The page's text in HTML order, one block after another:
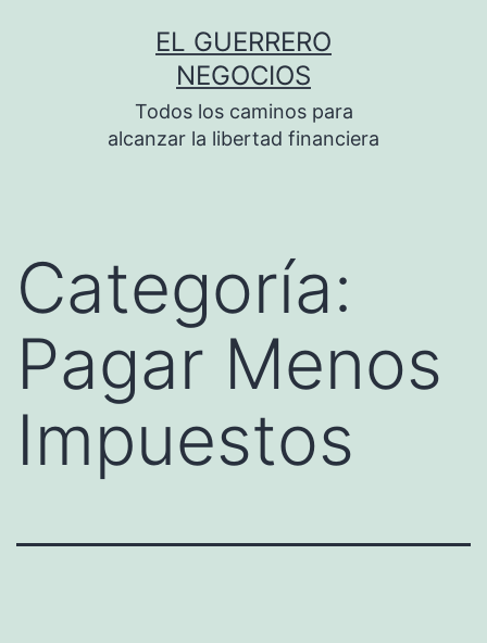
EL GUERRERO
NEGOCIOS
Todos los caminos para
alcanzar la libertad financiera
Categoría:
Pagar Menos
Impuestos